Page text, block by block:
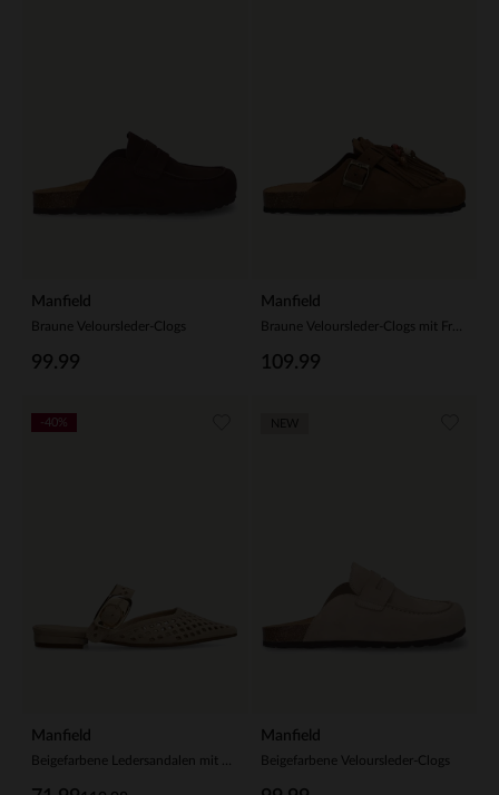
Manfield
Braune Veloursleder-Clogs
99.99
Manfield
Braune Veloursleder-Clogs mit Fransen
109.99
Manfield
-40%
Manfield
Beigefarbene Veloursleder-Clogs